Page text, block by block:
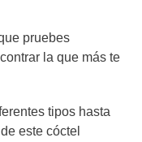
pruebes
la que más te
tipos hasta
este cóctel